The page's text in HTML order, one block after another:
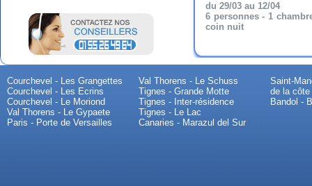
du 29/03 au 12/04
6 personnes - 1
coin nuit
Courchevel - Les Grangettes
Courchevel - Les Ecrins
Courchevel - Le Moriond
Val Thorens - Le Gypaete
Paris - Porte de Versailles
Val Thorens - Le Schuss
Tignes - Grande Motte
Tignes - Inter-résidence
Tignes - Le Lac
Canaries - Marazul del Sur
Saint-
de la côte
Bandol -